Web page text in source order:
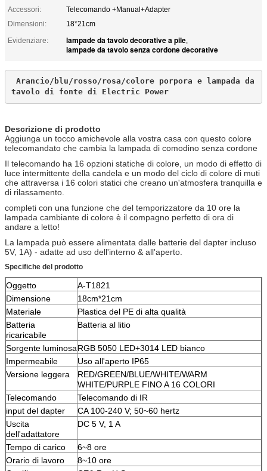
Accessori:
Telecomando +Manual+Adapter
Dimensioni:
18*21cm
Evidenziare:
lampade da tavolo decorative a pile,
lampade da tavolo senza cordone decorative
Arancio/blu/rosso/rosa/colore porpora e lampada da
tavolo di fonte di Electric Power
Descrizione di prodotto
Aggiunga un tocco amichevole alla vostra casa con questo colore
telecomandato che cambia la lampada di comodino senza cordone
Il telecomando ha 16 opzioni statiche di colore, un modo di effetto di
luce intermittente della candela e un modo del ciclo di colore di muti
che attraversa i 16 colori statici che creano un'atmosfera tranquilla e
di rilassamento.
completi con una funzione che del temporizzatore da 10 ore la
lampada cambiante di colore è il compagno perfetto di ora di
andare a letto!
La lampada può essere alimentata dalle batterie del dapter incluso
5V, 1A) - adatte ad uso dell'interno & all'aperto.
Specifiche del prodotto
Oggetto
A-T1821
Dimensione
18cm*21cm
Materiale
Plastica del PE di alta qualità
Batteria
ricaricabile
Batteria al litio
Sorgente luminosaRGB 5050 LED+3014 LED bianco
Impermeabile
Uso all'aperto IP65
Versione leggera
RED/GREEN/BLUE/WHITE/WARM
WHITE/PURPLE FINO A 16 COLORI
Telecomando
Telecomando di IR
input del dapter
CA 100-240 V; 50~60 hertz
Uscita
dell'adattatore
DC 5 V, 1 A
Tempo di carico
6~8 ore
Orario di lavoro
8~10 ore